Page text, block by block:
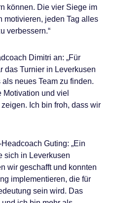
können. Die vier Siege im
motivieren, jeden Tag alles
verbessern.“
Dimitri an: „Für
das Turnier in Leverkusen
neues Team zu finden.
und viel
Ich bin froh, dass wir
Guting: „Ein
sich in Leverkusen
wir geschafft und konnten
implementieren, die für
sein wird. Das